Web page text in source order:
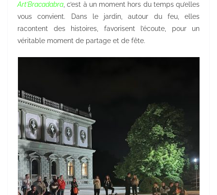
Art’Bracadabra, c’est à un moment hors du temps qu’elles
vous convient. Dans le jardin, autour du feu, elles
racontent des histoires, favorisent l’écoute, pour un
véritable moment de partage et de fête.